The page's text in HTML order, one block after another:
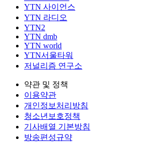
YTN 사이언스
YTN 라디오
YTN2
YTN dmb
YTN world
YTN서울타워
저널리즘 연구소
약관 및 정책
이용약관
개인정보처리방침
청소년보호정책
기사배열 기본방침
방송편성규약